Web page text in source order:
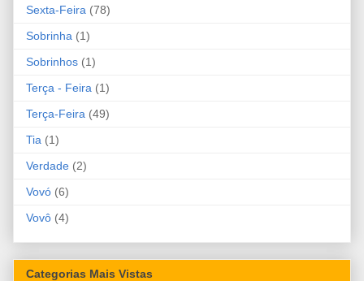
Sexta-Feira (78)
Sobrinha (1)
Sobrinhos (1)
Terça - Feira (1)
Terça-Feira (49)
Tia (1)
Verdade (2)
Vovó (6)
Vovô (4)
Categorias Mais Vistas